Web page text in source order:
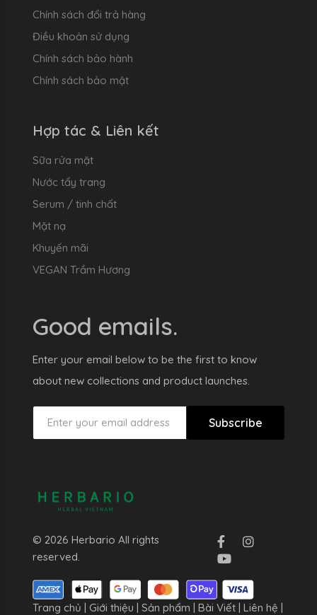
Chính sách đổi trả hàng
Điều khoản sử dụng
Chính sách bảo hành
Chính sách bảo mật
Hợp tác & Liên kết
Sữa rửa mặt
Nước tẩy trang
Serum / tinh chất
Mặt nạ
Khuyến mãi
VEGAN Trầm Hương
Good emails.
Enter your email below to be the first to know
about new collections and product launches.
Subscribe
© 2026 Herbario All rights
reserved.
Trang chủ Giới thiệu Sản phẩm Bài Viết Liên hệ